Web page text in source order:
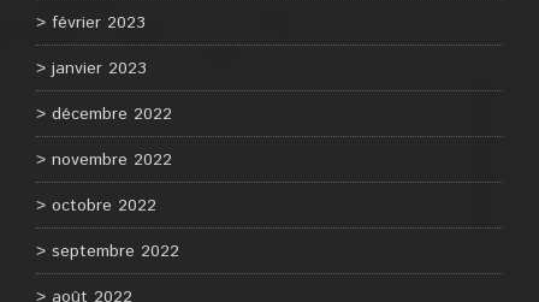
février 2023
janvier 2023
décembre 2022
novembre 2022
octobre 2022
septembre 2022
août 2022